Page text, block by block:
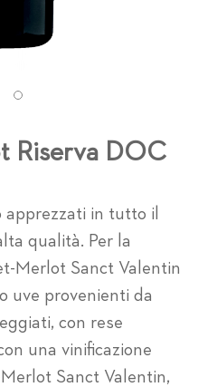
Riserva DOC
in tutto il
qualità. Per la
Merlot Sanct Valentin
uve provenienti da
con rese
una vinificazione
Sanct Valentin,